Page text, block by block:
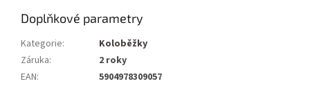
Doplňkové parametry
Kategorie:
Koloběžky
Záruka:
2 roky
EAN:
5904978309057